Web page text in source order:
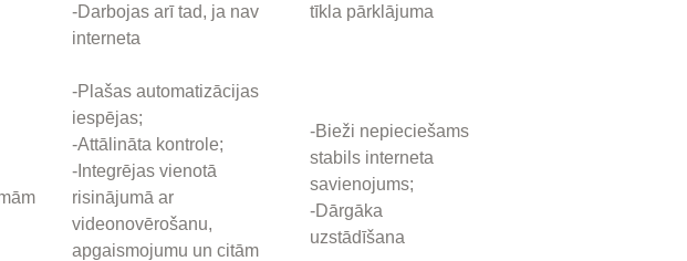
-Darbojas arī tad, ja nav
interneta
tīkla pārklājuma
-Plašas automatizācijas
iespējas;
-Attālināta kontrole;
-Integrējas vienotā
risinājumā ar
videonovērošanu,
apgaismojumu un citām
-Bieži nepieciešams
stabils interneta
savienojums;
-Dārgāka
uzstādīšana